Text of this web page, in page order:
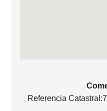
Referencia